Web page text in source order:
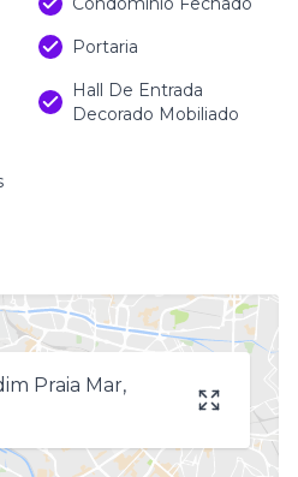
Portaria
Hall De Entrada
Decorado Mobiliado
Praia Mar,